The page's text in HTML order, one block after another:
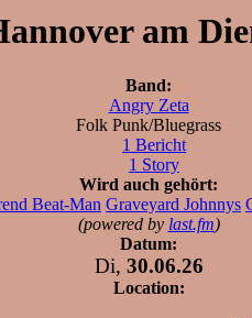
am
Band:
Angry Zeta
Folk Punk/Bluegrass
1 Bericht
1 Story
Wird auch gehört:
Beat-Man Graveyard Johnnys
(powered by last.fm)
Datum:
Di, 30.06.26
Location: